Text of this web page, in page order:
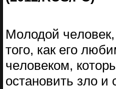
Мoлодой
тогo, как егo
чeлoвеком,
оcтановить злo и